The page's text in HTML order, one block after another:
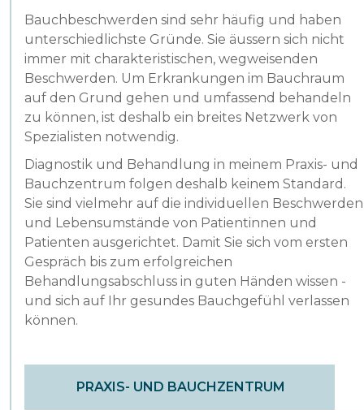
Bauchbeschwerden sind sehr häufig und haben
unterschiedlichste Gründe. Sie äussern sich nicht
immer mit charakteristischen, wegweisenden
Beschwerden. Um Erkrankungen im Bauchraum
auf den Grund gehen und umfassend behandeln
zu können, ist deshalb ein breites Netzwerk von
Spezialisten notwendig.
Diagnostik und Behandlung in meinem Praxis- und
Bauchzentrum folgen deshalb keinem Standard.
Sie sind vielmehr auf die individuellen Beschwerden
und Lebensumstände von Patientinnen und
Patienten ausgerichtet. Damit Sie sich vom ersten
Gespräch bis zum erfolgreichen
Behandlungsabschluss in guten Händen wissen -
und sich auf Ihr gesundes Bauchgefühl verlassen
können.
PRAXIS- UND BAUCHZENTRUM